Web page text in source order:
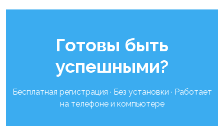
Готовы быть
успешными?
Бесплатная регистрация · Без установки · Работает
на телефоне и компьютере